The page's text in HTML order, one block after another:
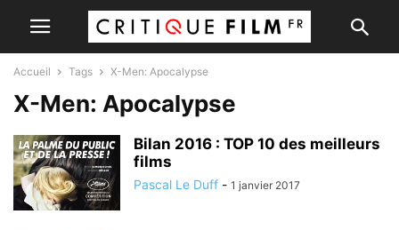
Accueil Tags X-Men: Apocalypse
X-Men: Apocalypse
Bilan 2016 : TOP 10 des meilleurs
films
Pascal Le Duff - 1 janvier 2017